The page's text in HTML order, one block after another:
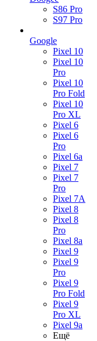
S86 Pro
S97 Pro
Google
Pixel 10
Pixel 10
Pro
Pixel 10
Pro Fold
Pixel 10
Pro XL
Pixel 6
Pixel 6
Pro
Pixel 6a
Pixel 7
Pixel 7
Pro
Pixel 7A
Pixel 8
Pixel 8
Pro
Pixel 8a
Pixel 9
Pixel 9
Pro
Pixel 9
Pro Fold
Pixel 9
Pro XL
Pixel 9a
Ещё